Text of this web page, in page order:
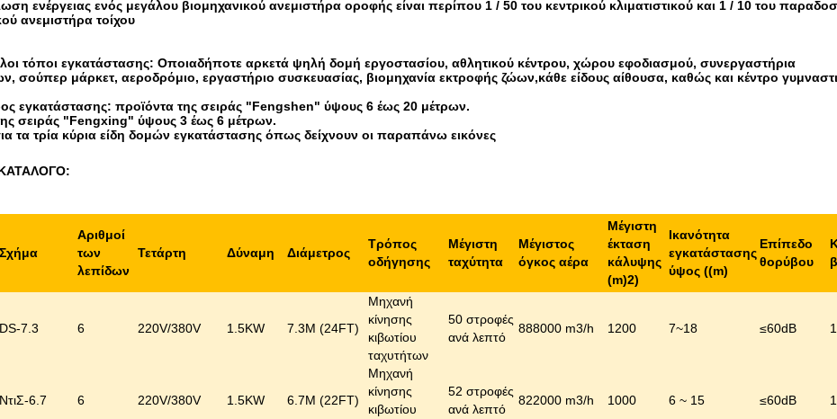
ενέργειας ενός μεγάλου βιομηχανικού ανεμιστήρα οροφής είναι περίπου 1 / 50 του κεντρικού κλιματιστικού και 1 / 10 του
ανεμιστήρα τοίχου
τόποι εγκατάστασης: Οποιαδήποτε αρκετά ψηλή δομή εργοστασίου, αθλητικού κέντρου, χώρου εφοδιασμού, συνεργαστήρια
σούπερ μάρκετ, αεροδρόμιο, εργαστήριο συσκευασίας, βιομηχανία εκτροφής ζώων,κάθε είδους αίθουσα, καθώς και κέντρο
εγκατάστασης: προϊόντα της σειράς "Fengshen" ύψους 6 έως 20 μέτρων.
σειράς "Fengxing" ύψους 3 έως 6 μέτρων.
τα τρία κύρια είδη δομών εγκατάστασης όπως δείχνουν οι παραπάνω εικόνες
Σχήμα
Αριθμοί
των
λεπίδων
Τετάρτη Δύναμη Διάμετρος
Τρόπος
οδήγησης
Μέγιστη
ταχύτητα
Μέγιστος
όγκος αέρα
Μέγιστη
έκταση
κάλυψης
(m)2)
Ικανότητα
εγκατάστασης
ύψος ((m)
Επίπεδο
θορύβου
DS-7.3 6 220V/380V 1.5KW 7.3M (24FT)
Μηχανή
κίνησης
κιβωτίου
ταχυτήτων
50 στροφές
ανά λεπτό
888000 m3/h 1200 7~18 ≤60dB
ΝτιΣ-6.7 6 220V/380V 1.5KW 6.7M (22FT)
Μηχανή
κίνησης
κιβωτίου
52 στροφές
ανά λεπτό
822000 m3/h 1000 6 ~ 15 ≤60dB